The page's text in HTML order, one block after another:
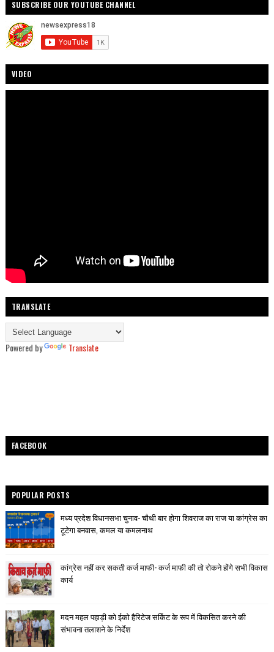
SUBSCRIBE OUR YOUTUBE CHANNEL
VIDEO
TRANSLATE
Powered by Translate
FACEBOOK
POPULAR POSTS
मध्य प्रदेश विधानसभा चुनाव- चौथी बार होगा शिवराज का राज या कांग्रेस का
टूटेगा बनवास, कमल या कमलनाथ
कांग्रेस नहीं कर सकती कर्ज माफी- कर्ज माफी की तो रोकने होंगे सभी विकास
कार्य
मदन महल पहाड़ी को ईको हैरिटेज सर्किट के रूप में विकसित करने की
संभावना तलाशने के निर्देश